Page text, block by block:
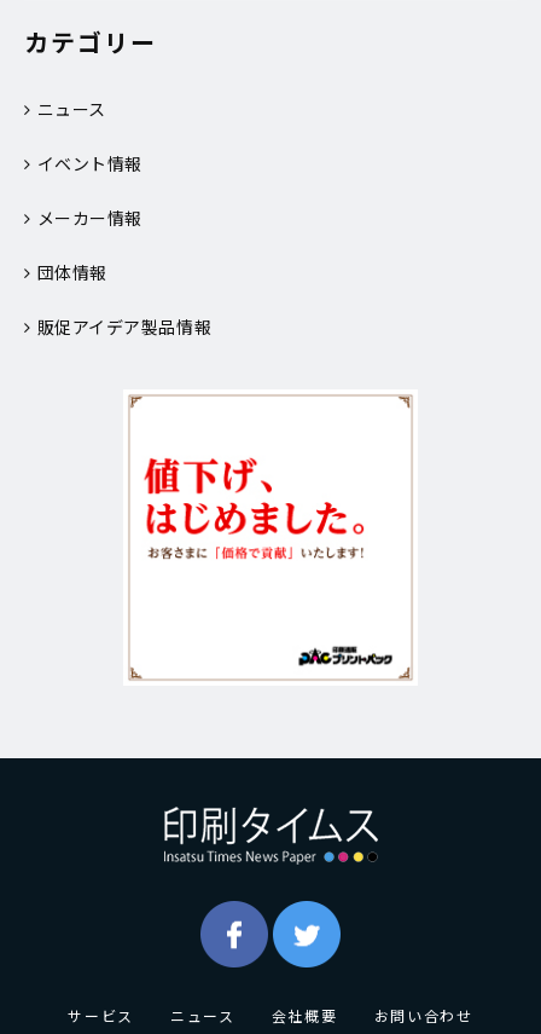
カテゴリー
ニュース
イベント情報
メーカー情報
団体情報
販促アイデア製品情報
サービス ニュース 会社概要 お問い合わせ